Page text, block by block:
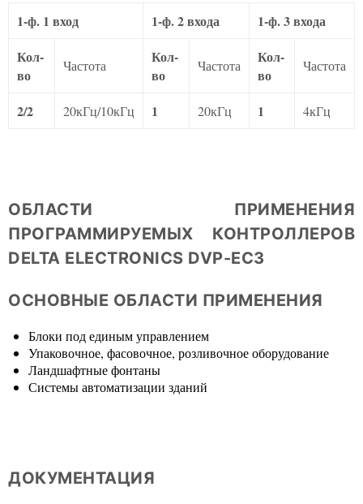
1-ф. 1 вход 1-ф. 2 входа
1-ф. 3 входа
Кол-
во
Частота
Кол-
во
Частота
Кол-
во
Частота
2/2 20кГц/10кГц 1 20кГц 1 4кГц
ОБЛАСТИ ПРИМЕНЕНИЯ
ПРОГРАММИРУЕМЫХ КОНТРОЛЛЕРОВ
DELTA ELECTRONICS DVP-EC3
ОСНОВНЫЕ ОБЛАСТИ ПРИМЕНЕНИЯ
Блоки под единым управлением
Упаковочное, фасовочное, розливочное оборудование
Ландшафтные фонтаны
Системы автоматизации зданий
ДОКУМЕНТАЦИЯ